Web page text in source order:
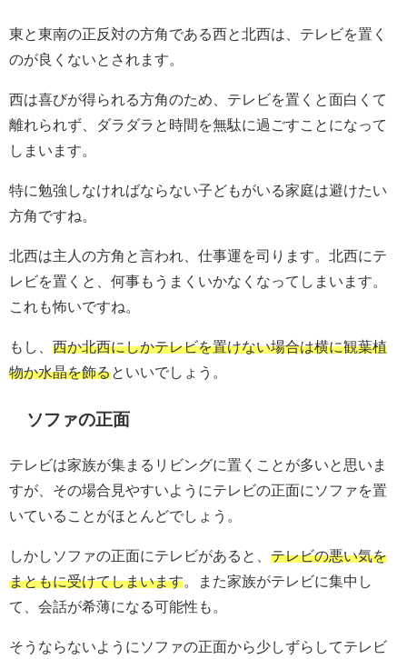
東と東南の正反対の方角である西と北西は、テレビを置く
のが良くないとされます。
西は喜びが得られる方角のため、テレビを置くと面白くて
離れられず、ダラダラと時間を無駄に過ごすことになって
しまいます。
特に勉強しなければならない子どもがいる家庭は避けたい
方角ですね。
北西は主人の方角と言われ、仕事運を司ります。北西にテ
レビを置くと、何事もうまくいかなくなってしまいます。
これも怖いですね。
もし、 西か北西にしかテレビを置けない場合は横に観葉植
物か水晶を飾るといいでしょう。
ソファの正面
テレビは家族が集まるリビングに置くことが多いと思いま
すが、その場合見やすいようにテレビの正面にソファを置
いていることがほとんどでしょう。
しかしソファの正面にテレビがあると、 テレビの悪い気を
まともに受けてしまいます 。また家族がテレビに集中し
て、会話が希薄になる可能性も。
そうならないようにソファの正面から少しずらしてテレビ